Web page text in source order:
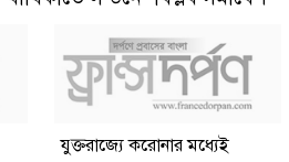
যুক্তরাজ্যে করোনার মধ্যেই